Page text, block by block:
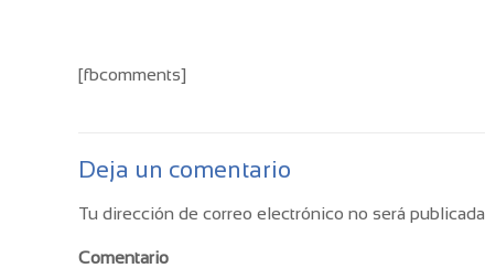
[fbcomments]
Deja un comentario
Tu dirección de correo electrónico no será publicada.
Comentario